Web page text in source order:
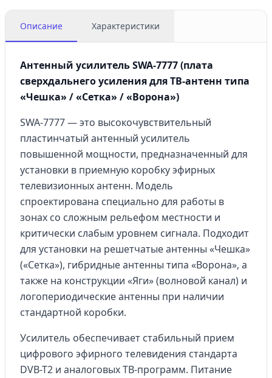
Описание Характеристики
Антенный усилитель SWA-7777 (плата
сверхдальнего усиления для ТВ-антенн типа
«Чешка» / «Сетка» / «Ворона»)
SWA-7777 — это высокочувствительный
пластинчатый антенный усилитель
повышенной мощности, предназначенный для
установки в приемную коробку эфирных
телевизионных антенн. Модель
спроектирована специально для работы в
зонах со сложным рельефом местности и
критически слабым уровнем сигнала. Подходит
для установки на решетчатые антенны «Чешка»
(«Сетка»), гибридные антенны типа «Ворона», а
также на конструкции «Яги» (волновой канал) и
логопериодические антенны при наличии
стандартной коробки.
Усилитель обеспечивает стабильный прием
цифрового эфирного телевидения стандарта
DVB-T2 и аналоговых ТВ-программ. Питание